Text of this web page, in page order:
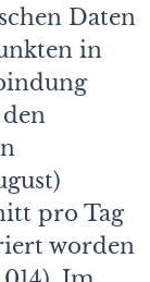
Daten
in
pro Tag
worden